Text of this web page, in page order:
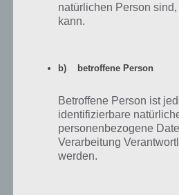
Tägliches Rätsel New York 4
22.1.19
natürlichen Person
kann.
b) betroffene Person
Betroffene Person ist
identifizierbare
personenbezogene
Verarbeitung
werden.